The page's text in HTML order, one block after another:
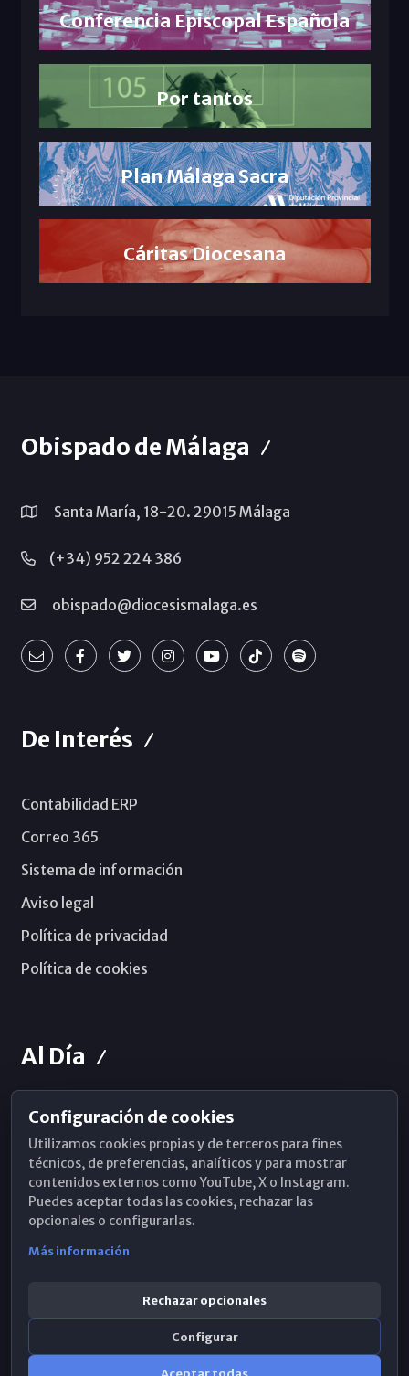
Conferencia Episcopal Española
Por tantos
Plan Málaga Sacra
Cáritas Diocesana
Obispado de Málaga
Santa María, 18-20. 29015 Málaga
(+34) 952 224 386
obispado@diocesismalaga.es
De Interés
Contabilidad ERP
Correo 365
Sistema de información
Aviso legal
Política de privacidad
Política de cookies
Al Día
Horarios de Misa
Hemeroteca
WhatsApp
Configuración de cookies
Utilizamos cookies propias y de terceros para fines
técnicos, de preferencias, analíticos y para mostrar
contenidos externos como YouTube, X o Instagram.
Puedes aceptar todas las cookies, rechazar las
opcionales o configurarlas.
Más información
Rechazar opcionales
Configurar